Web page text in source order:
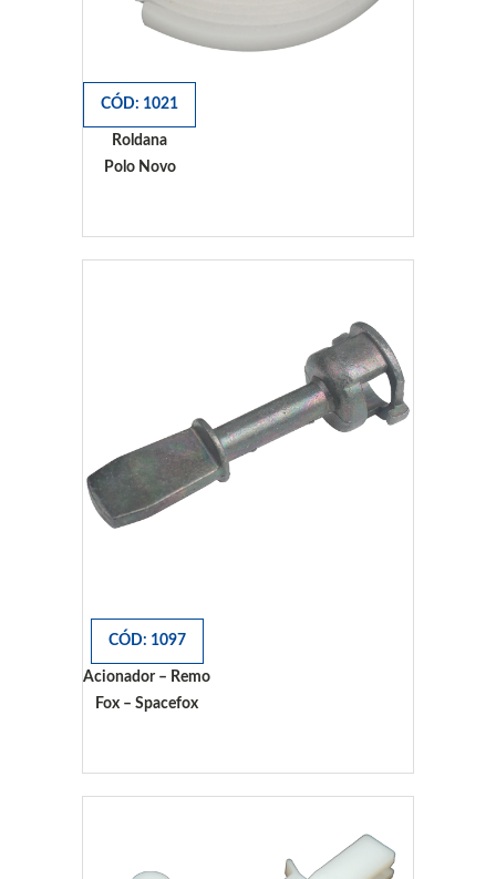
CÓD: 1021
Roldana
Polo Novo
CÓD: 1097
Acionador – Remo
Fox – Spacefox